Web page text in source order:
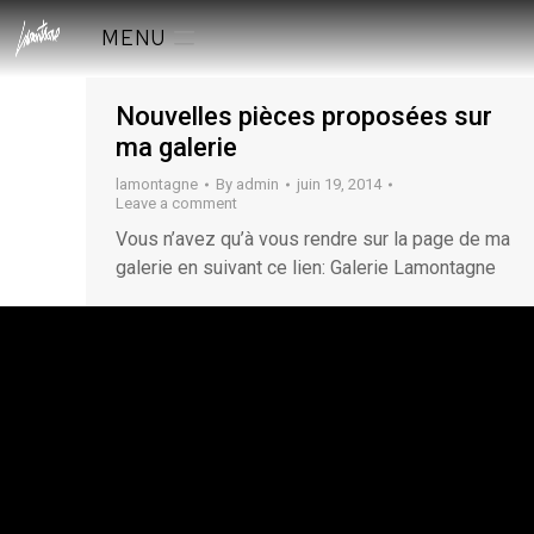
MENU
Nouvelles pièces proposées sur
ma galerie
lamontagne By admin
juin 19, 2014
Leave a comment
Vous n’avez qu’à vous rendre sur la page de ma
galerie en suivant ce lien: Galerie Lamontagne